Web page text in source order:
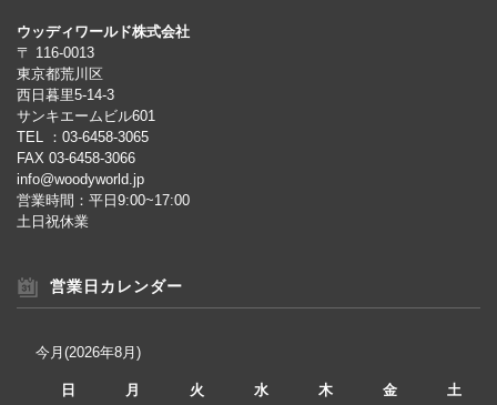
ウッディワールド株式会社
〒 116-0013
東京都荒川区
西日暮里5-14-3
サンキエームビル601
TEL ：03-6458-3065
FAX 03-6458-3066
info@woodyworld.jp
営業時間：平日9:00~17:00
土日祝休業
営業日カレンダー
今月(2026年8月)
日 月 火 水 木 金
土